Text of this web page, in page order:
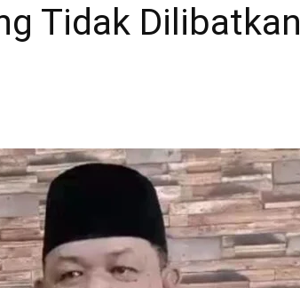
Tidak Dilibatkan